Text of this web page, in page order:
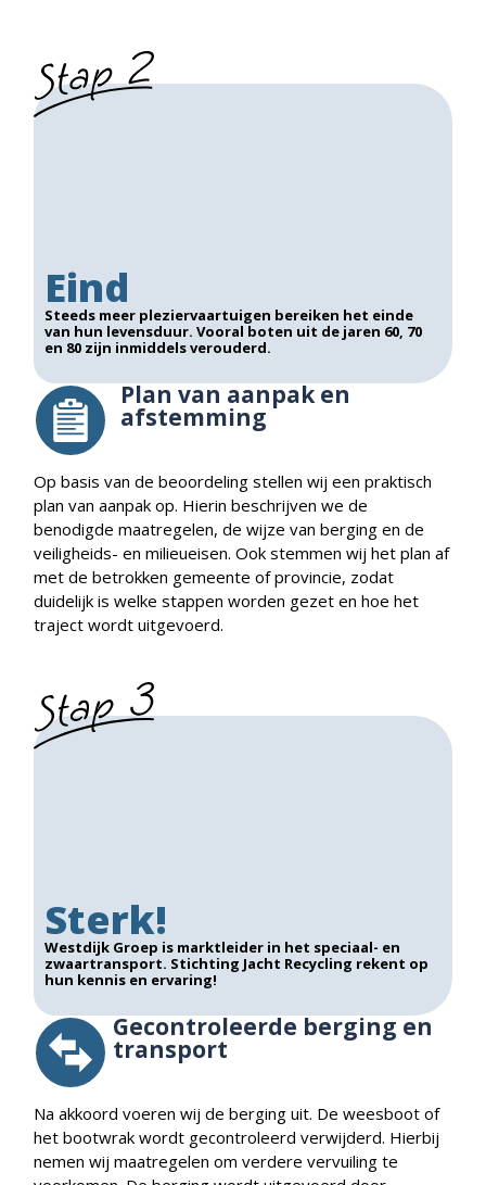
Eind
Steeds meer pleziervaartuigen bereiken het einde
van hun levensduur. Vooral boten uit de jaren 60, 70
en 80 zijn inmiddels verouderd.
Plan van aanpak en
afstemming
Op basis van de beoordeling stellen wij een praktisch
plan van aanpak op. Hierin beschrijven we de
benodigde maatregelen, de wijze van berging en de
veiligheids- en milieueisen. Ook stemmen wij het plan af
met de betrokken gemeente of provincie, zodat
duidelijk is welke stappen worden gezet en hoe het
traject wordt uitgevoerd.
Sterk!
Westdijk Groep is marktleider in het speciaal- en
zwaartransport. Stichting Jacht Recycling rekent op
hun kennis en ervaring!
Gecontroleerde berging en
transport
Na akkoord voeren wij de berging uit. De weesboot of
het bootwrak wordt gecontroleerd verwijderd. Hierbij
nemen wij maatregelen om verdere vervuiling te